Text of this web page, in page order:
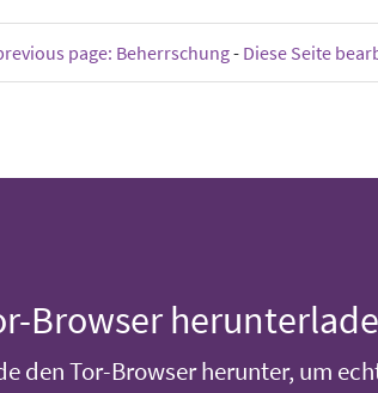
page: Beherrschung- Diese Seite
Browser
den Tor-Browser herunter, um